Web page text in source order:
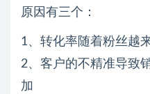
原因有三个：
1、转化率随着粉丝越
2、客户的不精准导致
加